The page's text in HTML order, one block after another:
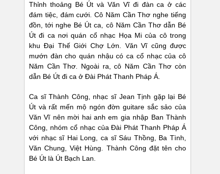
Thỉnh thoảng Bé Út và Văn Vĩ đi đàn ca ở các
đám tiệc, đám cưới. Cô Năm Cần Thơ nghe tiếng
đồn, tới nghe Bé Út ca, cô Năm Cần Thơ dẫn Bé
Út đi ca nơi quán cổ nhạc Họa Mi của cô trong
khu Đại Thế Giới Chợ Lớn. Văn Vĩ cũng được
mướn đàn cho quán nhậu có ca cổ nhạc của cô
Năm Cần Thơ. Ngoài ra, cô Năm Cần Thơ còn
dẫn Bé Út đi ca ở Đài Phát Thanh Pháp Á.
Ca sĩ Thành Công, nhạc sĩ Jean Tịnh gặp lại Bé
Út và rất mến mộ ngón đờn guitare sắc sảo của
Văn Vĩ nên mời hai anh em gia nhập Ban Thành
Công, nhóm cổ nhạc của Đài Phát Thanh Pháp Á
với nhạc sĩ Hai Long, ca sĩ Sáu Thồng, Ba Tình,
Văn Chung, Việt Hùng. Thành Công đặt tên cho
Bé Út là Út Bạch Lan.